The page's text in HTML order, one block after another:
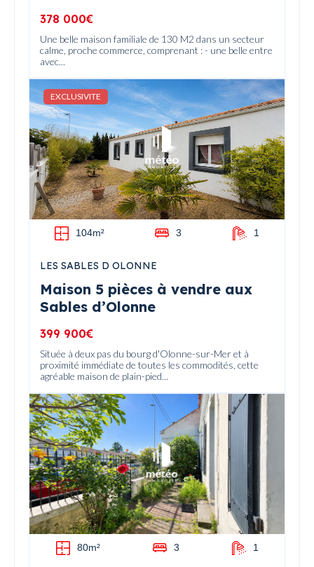
378 000€
Une belle maison familiale de 130 M2 dans un secteur
calme, proche commerce, comprenant : - une belle entre
avec...
EXCLUSIVITE
104m² 3 1
Maison 5 pièces à vendre aux
Sables d’Olonne
LES SABLES D OLONNE
399 900€
Située à deux pas du bourg d'Olonne-sur-Mer et à
proximité immédiate de toutes les commodités, cette
agréable maison de plain-pied...
80m² 3 1